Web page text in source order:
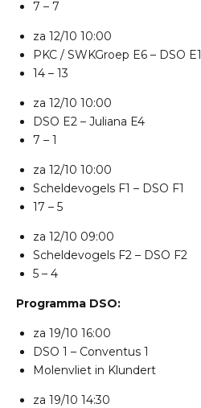
7 – 7
za 12/10 10:00
PKC / SWKGroep E6 – DSO E1
14 – 13
za 12/10 10:00
DSO E2 – Juliana E4
7 – 1
za 12/10 10:00
Scheldevogels F1 – DSO F1
17 – 5
za 12/10 09:00
Scheldevogels F2 – DSO F2
5 – 4
Programma DSO:
za 19/10 16:00
DSO 1 – Conventus 1
Molenvliet in Klundert
za 19/10 14:30